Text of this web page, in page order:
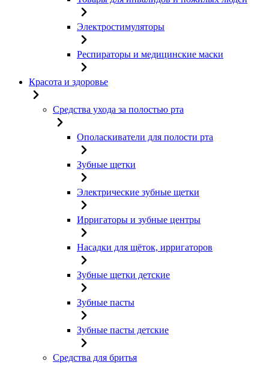
Электростимуляторы
Респираторы и медицинские маски
Красота и здоровье
Средства ухода за полостью рта
Ополаскиватели для полости рта
Зубные щетки
Электрические зубные щетки
Ирригаторы и зубные центры
Насадки для щёток, ирригаторов
Зубные щетки детские
Зубные пасты
Зубные пасты детские
Средства для бритья